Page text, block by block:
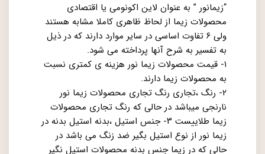
“زیمانور ” به عنوان لاین اکونومی یا اقتصادی
محصولات زیما از لحاظ ظاهری کاملا مشابه هستند
ولی ۶ تفاوت اساسی در سایر موارد دارند که در ذیل
به تفسیر به شرح آنها پرداخته می شود.
۱- قیمت محصولات زیما نور هزینه ی کمتری نسبت
به محصولات زیما دارند.
۲- رنگ ،تجاری رنگ تجاری محصولات زیما نور
نارنجی میباشد در حالی که رنگ تجاری محصولات
زیما طلاییست ۳- جنس استیل ،بدنه استیل بدنه در
زیما نور از نوع استیل بگیر ضد زنگ می باشد در
حالی که در زیما جنس بدنه محصولات استیل نگیر